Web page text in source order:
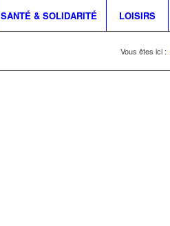
SANTÉ & SOLIDARITÉ LOISIRS
Vous êtes ici :